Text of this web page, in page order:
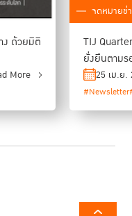
ง ด้วยมิติ
More
จดหมายข่
TIJ
ยั่งยืนตามร
พระเจ้าอยู่
25 เม.ย.
#Newsletter